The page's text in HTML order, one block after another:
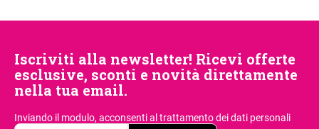
Iscriviti alla newsletter! Ricevi offerte
esclusive, sconti e novità direttamente
nella tua email.
Inviando il modulo, acconsential trattamento dei dati personali